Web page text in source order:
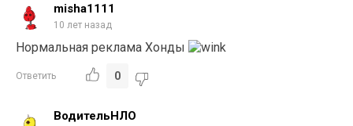
misha1111
10 лет назад
Нормальная реклама Хонды
Ответить 0
ВодительНЛО